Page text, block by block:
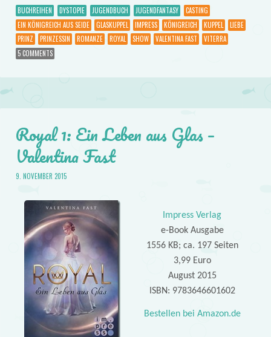
BUCHREIHEN DYSTOPIE JUGENDBUCH JUGENDFANTASY
CASTING
EIN KÖNIGREICH AUS SEIDE
GLASKUPPEL IMPRESS KÖNIGREICH KUPPEL
LIEBE
PRINZ
PRINZESSIN ROMANZE ROYAL SHOW VALENTINA FAST
VITERRA
5 COMMENTS
Royal 1: Ein Leben aus Glas –
Valentina Fast
9. NOVEMBER 2015
Impress Verlag
e-Book Ausgabe
1556 KB; ca. 197 Seiten
3,99 Euro
August 2015
ISBN: 9783646601602
Bestellen bei Amazon.de